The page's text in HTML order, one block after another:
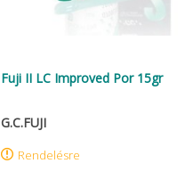
Fuji II LC Improved Por 15gr
G.C.FUJI
Rendelésre